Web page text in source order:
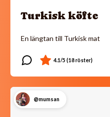
Turkisk köfte
En längtan till Turkisk mat
@mumsan